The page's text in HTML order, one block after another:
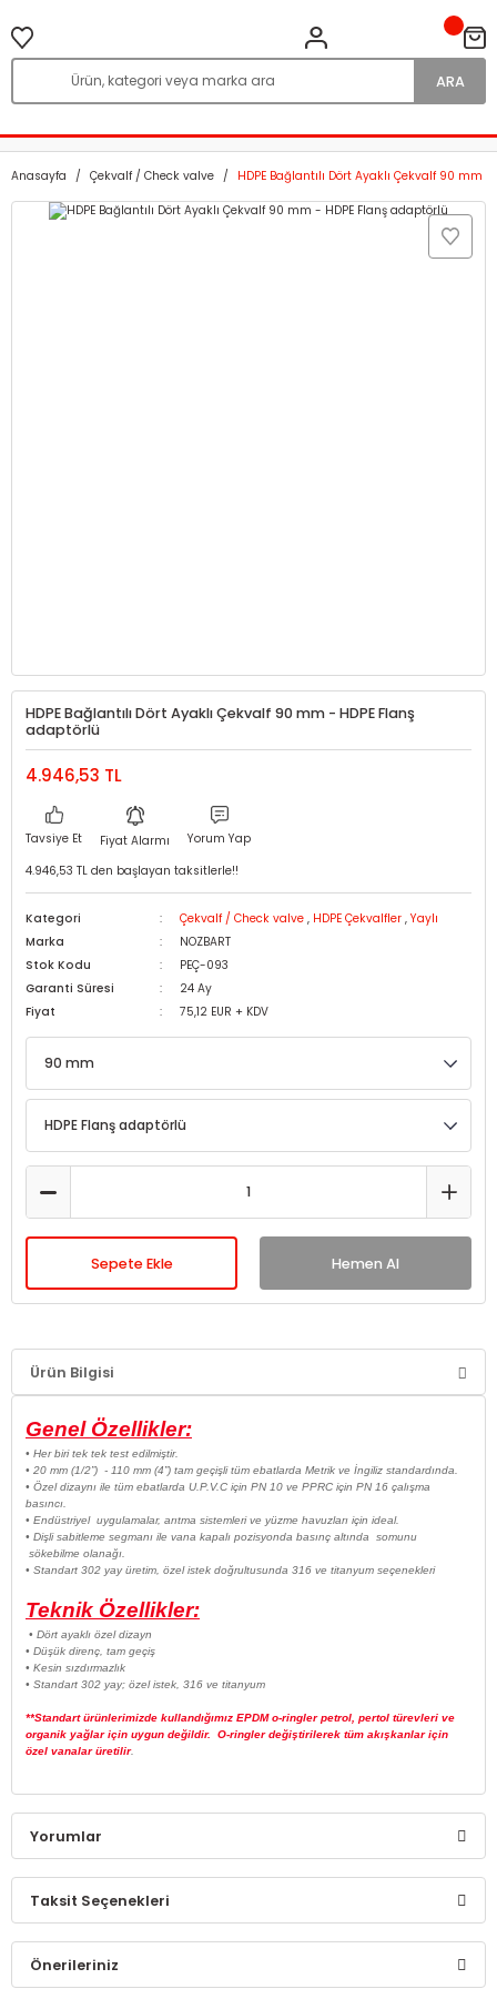
ARA
Anasayfa Çekvalf / Check valve HDPE Bağlantılı Dört Ayaklı Çekvalf 90 mm
HDPE Bağlantılı Dört Ayaklı Çekvalf 90 mm - HDPE Flanş
adaptörlü
4.946,53 TL
Tavsiye Et Fiyat Alarmı
Yorum Yap
4.946,53 TL den başlayan taksitlerle!!
Kategori Çekvalf / Check valve , HDPE Çekvalfler ,Yaylı
Marka
NOZBART
Stok Kodu
PEÇ-093
Garanti Süresi
24 Ay
Fiyat
75,12 EUR + KDV
Sepete Ekle Hemen Al
Ürün Bilgisi
Genel Özellikler:
• Her biri tek tek test edilmiştir.
• 20 mm (1/2”) - 110 mm (4”) tam geçişli tüm ebatlarda Metrik ve İngiliz standardında.
• Özel dizaynı ile tüm ebatlarda U.P.V.C için PN 10 ve PPRC için PN 16 çalışma
basıncı.
• Endüstriyel uygulamalar, arıtma sistemleri ve yüzme havuzları için ideal.
• Dişli sabitleme segmanı ile vana kapalı pozisyonda basınç altında somunu
sökebilme olanağı.
• Standart 302 yay üretim, özel istek doğrultusunda 316 ve titanyum seçenekleri
Teknik Özellikler:
• Dört ayaklı özel dizayn
• Düşük direnç, tam geçiş
• Kesin sızdırmazlık
• Standart 302 yay; özel istek, 316 ve titanyum
**Standart ürünlerimizde kullandığımız EPDM o-ringler petrol, pertol türevleri ve
organik yağlar için uygun değildir. O-ringler değiştirilerek tüm akışkanlar için
özel vanalar üretilir.
Yorumlar
Bu ürüne ilk yorumu siz yapın!
Taksit Seçenekleri
Önerileriniz